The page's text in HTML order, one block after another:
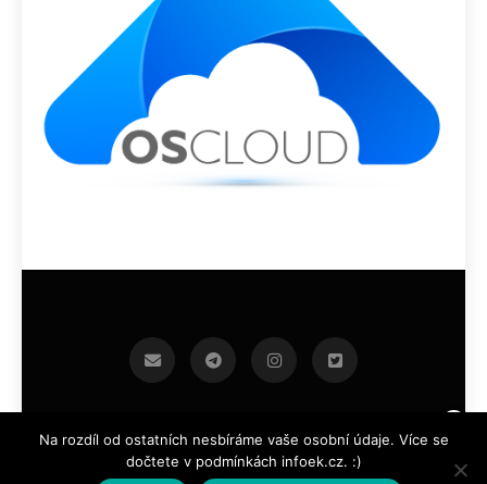
infoek.cz 2026.Developed By BlazeThemes .
Na rozdíl od ostatních nesbíráme vaše osobní údaje. Více se
dočtete v podmínkách infoek.cz. :)